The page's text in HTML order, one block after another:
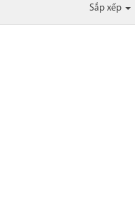
Sắp xếp